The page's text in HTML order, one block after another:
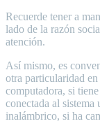
Recuerde tener a
lado de la razón
atención.
Así mismo, es
otra particularidad
computadora, si
conectada al
inalámbrico, si ha